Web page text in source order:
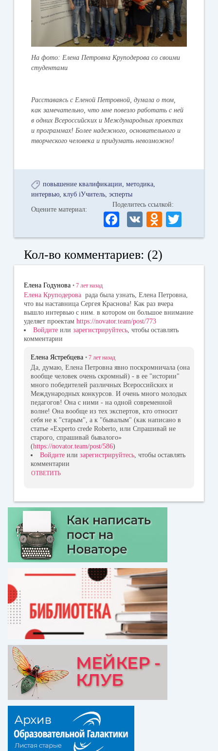
На фото: Елена Петровна Круподерова со своими
студентами
Расставаясь с Еленой Петровной, думала о том,
как замечательно, что мне повезло работать с ней
в одних Всероссийских и Международных проектах
и программах! Более надежного, основательного и
творческого человека и придумать невозможно!
повышение квалификации
методика
интервью клуб iУчитель эсперты
Оцените материал:
Поделитесь ссылкой:
Fa
ce
bo
ok
V
K
O
dn
la
ni
ki
wi
r
Кол-во комментариев: (2)
Елена Годунова • 7 лет назад
Елена Круподерова рада была узнать, Елена Петровна,
что вы наставница Сергея Краснова! Как раз вчера
вышло интервью с ним. в котором он большое внимание
уделяет проектам https://novator.team/post/773
Войдите или зарегистрируйтесь, чтобы оставлять
комментарии
Елена Ястребцева • 7 лет назад
Да, думаю, Елена Петровна явно поскромничала (она
вообще человек очень скромный) - в ее "истории"
много победителей различных Всероссийских и
Международных конкурсов. И очень много молодых
педагогов! Она с ними - на одной современной
волне! Она вообще из тех экспертов, кто относит
себя не к "старым", а к "бывалым" (как написано в
статье «Experto crede Roberto, или Спрашивай не
старого, спрашивай бывалого»
(https://novator.team/post/586)
Войдите или зарегистрируйтесь , чтобы оставлять
комментарии
ОТВЕТИТЬ